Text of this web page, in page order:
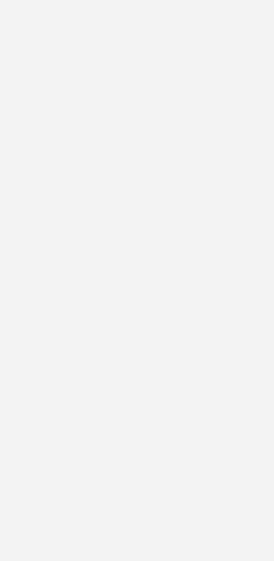
Life-Science-Anwendungen,
für Planung und
– Teil 5:
von Brom als
bromidreichen Wassers,